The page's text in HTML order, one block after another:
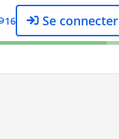
16 Se connecter